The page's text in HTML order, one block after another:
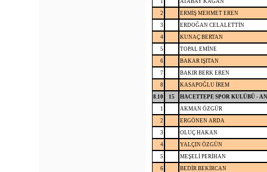
1
ATABAY KAĞAN
2
ERMİŞ MEHMET EREN
3
ERDOĞAN CELALETTİN
4
KUNAÇ BERTAN
5
TOPAL EMİNE
6
BAKAR IŞITAN
7
BAKIR BERK EREN
8
KASAPOĞLU İREM
8.10
15
HACETTEPE SPOR KULÜBÜ -
1
AKMAN ÖZGÜR
2
ERGÖNEN ARDA
3
OLUÇ HAKAN
4
YALÇIN ÖZGÜN
5
MEŞELİ PERİHAN
6
BEDİR BEKİRCAN